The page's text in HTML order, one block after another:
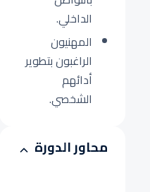
الداخلي.
المهنيون
الراغبون بتطوير
أدائهم
الشخصي.
محاور الدورة